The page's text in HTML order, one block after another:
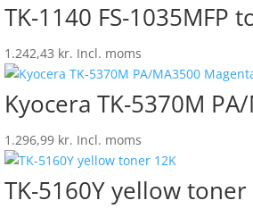
TK-1140 FS-1035MFP
1.242,43 kr. Incl. moms
Kyocera TK-5370M
1.296,99 kr. Incl. moms
TK-5160Y yellow toner